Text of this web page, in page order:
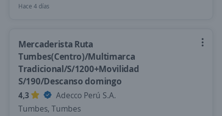
Hace 4 días
Mercaderista Ruta
Tumbes(Centro)/Multimarca
Tradicional/S/1200+Movilidad
S/190/Descanso domingo
4,3
Adecco Perú S.A.
Tumbes, Tumbes